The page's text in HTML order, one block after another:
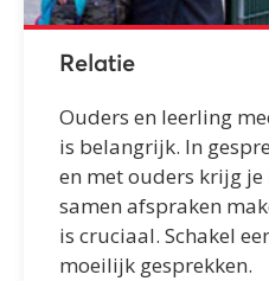
Relatie
Ouders en leerling
is belangrijk. In
en met ouders krijg
samen afspraken
is cruciaal. Schakel
moeilijk gesprekken.